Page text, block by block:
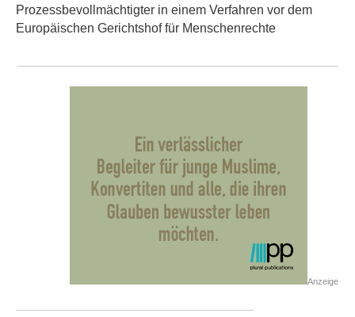
Prozessbevollmächtigter in einem Verfahren vor dem
Europäischen Gerichtshof für Menschenrechte
Anzeige